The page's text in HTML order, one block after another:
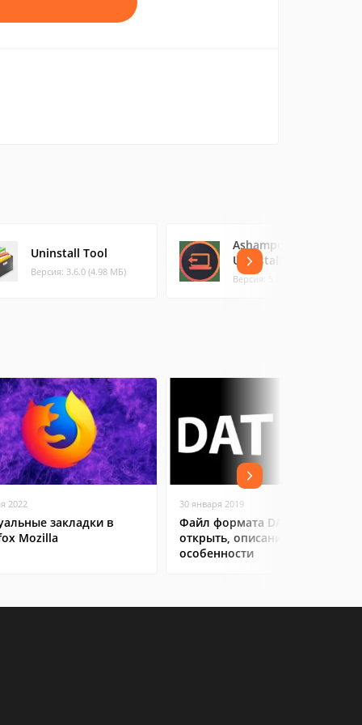
Uninstall Tool
Версия: 3.6.0 (4.98 МБ)
Ashampoo
UnInstaller
Версия: 5.06.00 (21.23 МБ)
2022
закладки в
Mozilla
30 января 2019
Файл формата DAT: чем
открыть, описание,
особенности